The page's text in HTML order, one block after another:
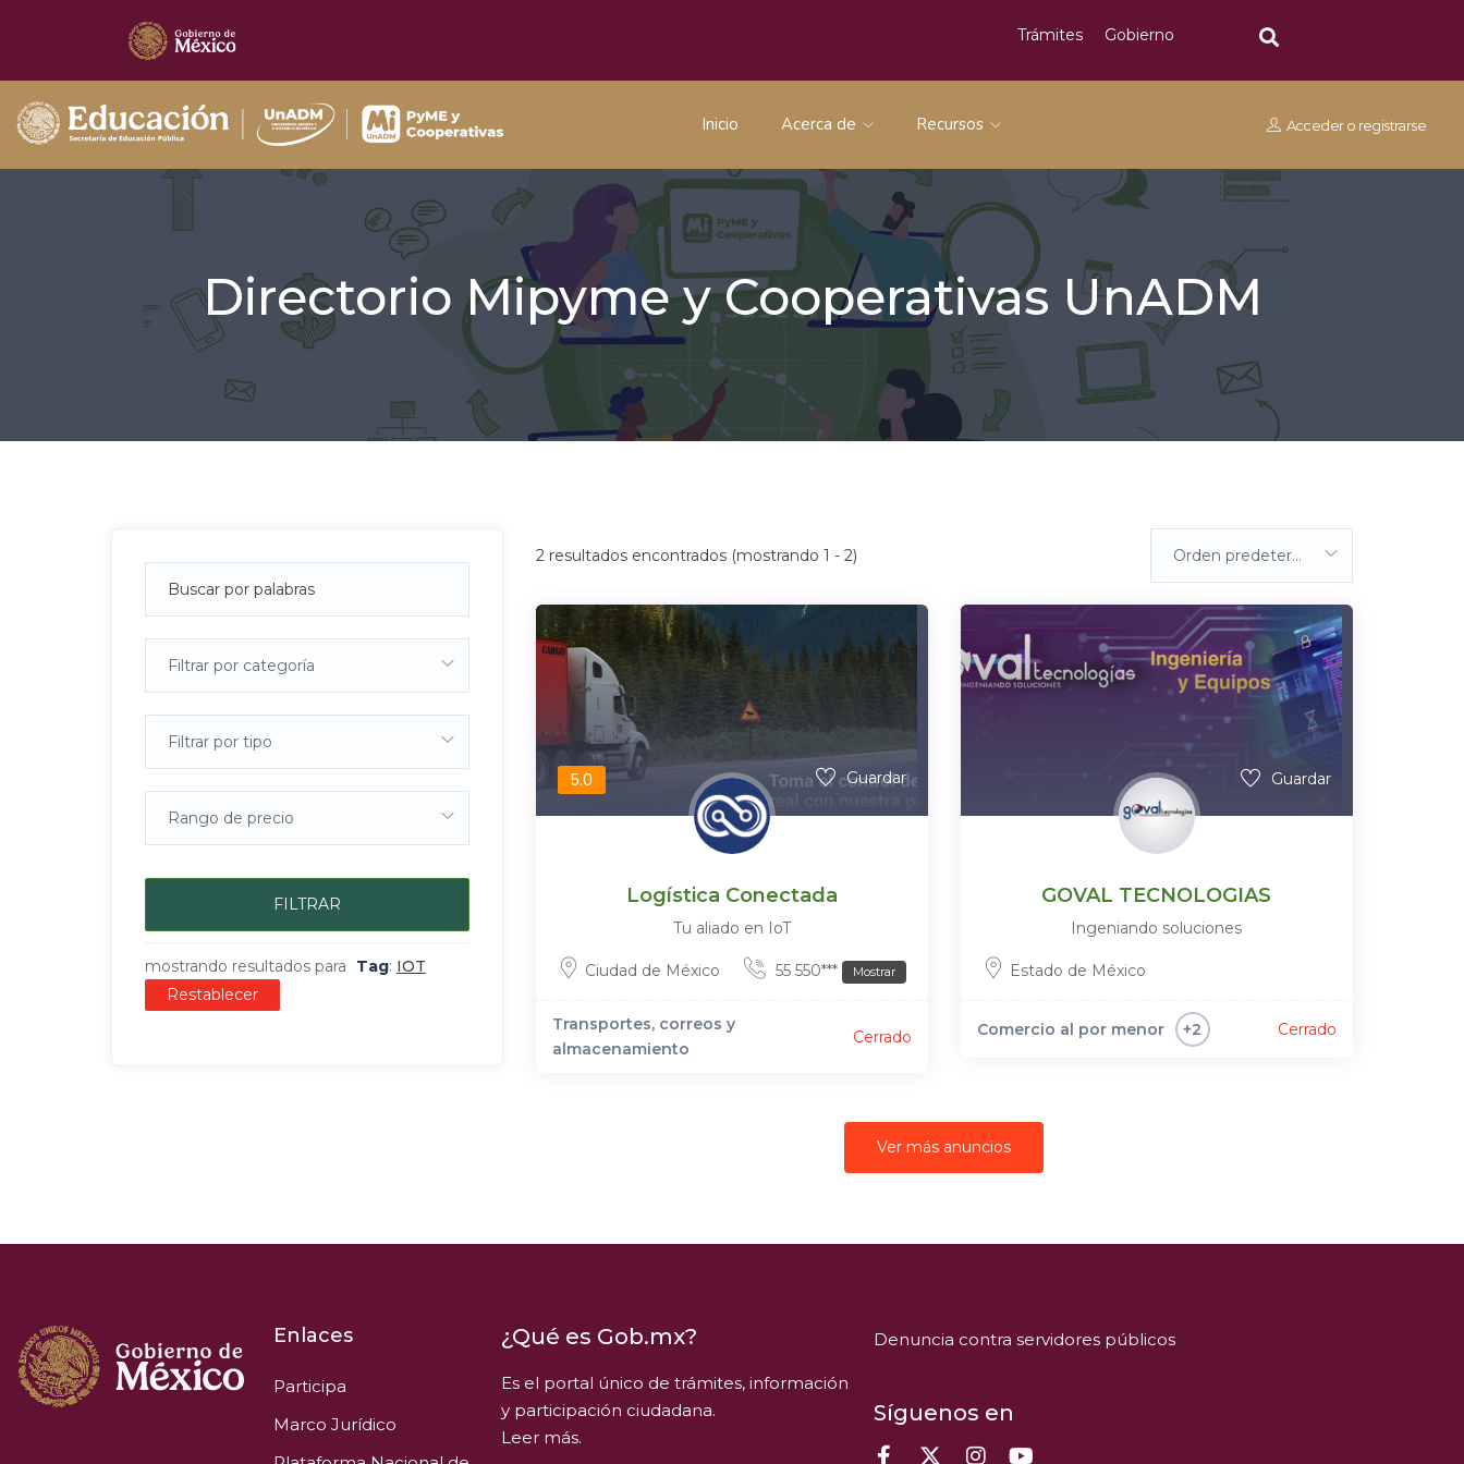
Trámites Gobierno
Inicio Acerca de Recursos Acceder o registrarse
Directorio Mipyme y Cooperativas UnADM
Filtrar por categoría
Filtrar por tipo
Rango de precio
FILTRAR
mostrando resultados para Tag: IOT
Restablecer
2 resultados encontrados (mostrando 1 - 2) Orden predeterminada
5.0 Guardar
Logística Conectada
Tu aliado en IoT
Ciudad de México 55 550*** Mostrar
Transportes, correos y
almacenamiento
Cerrado
Guardar
GOVAL TECNOLOGIAS
Ingeniando soluciones
Estado de México
Comercio al por menor +2 Cerrado
Ver más anuncios
Enlaces
Participa
Marco Jurídico
¿Qué es Gob.mx?
Es el portal único de trámites, información
y participación ciudadana.
Leer más.
Denuncia contra servidores públicos
Síguenos en